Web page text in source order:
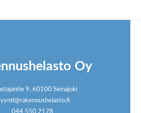
Oy
9, 60100 Seinäjoki